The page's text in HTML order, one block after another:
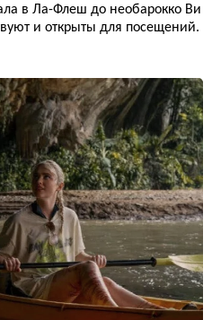
в Ла-Флеш до необарокко Ви
и открыты для посещений.